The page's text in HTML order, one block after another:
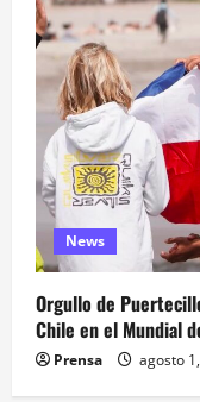
News
Orgullo de
Chile en el Mundial
Prensa agosto